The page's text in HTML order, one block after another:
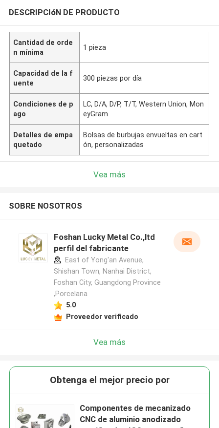
DESCRIPCIóN DE PRODUCTO
Cantidad de orde
n mínima
1 pieza
Capacidad de la f
uente
300 piezas por día
Condiciones de p
ago
LC, D/A, D/P, T/T, Western Union, Mon
eyGram
Detalles de empa
quetado
Bolsas de burbujas envueltas en cart
ón, personalizadas
Vea más
SOBRE NOSOTROS
Foshan Lucky Metal Co.,ltd
perfil del fabricante
East of Yong'an Avenue,
Shishan Town, Nanhai District,
Foshan City, Guangdong Province
,Porcelana
5.0
Proveedor verificado
Vea más
Obtenga el mejor precio por
Componentes de mecanizado
CNC de aluminio anodizado